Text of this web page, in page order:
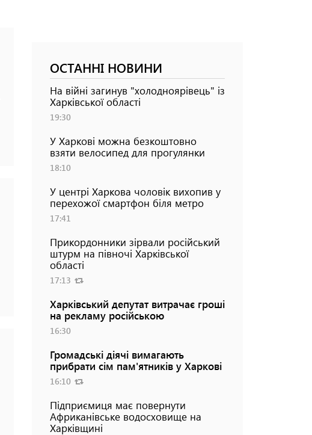
ОСТАННІ НОВИНИ
На війні загинув "холодноярівець" із
Харківської області
19:30
У Харкові можна безкоштовно
взяти велосипед для прогулянки
18:10
У центрі Харкова чоловік вихопив у
перехожої смартфон біля метро
17:41
Прикордонники зірвали російський
штурм на півночі Харківської
області
17:13
Харківський депутат витрачає гроші
на рекламу російською
16:30
Громадські діячі вимагають
прибрати сім пам'ятників у Харкові
16:10
Підприємиця має повернути
Африканівське водосховище на
Харківщині